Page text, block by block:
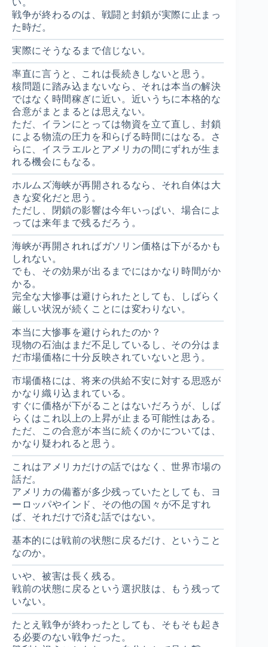
い。
戦争が終わるのは、戦闘と封鎖が実際に止まっ
た時だ。
実際にそうなるまで信じない。
率直に言うと、これは長続きしないと思う。
核問題に踏み込まないなら、それは本当の解決
ではなく時間稼ぎに近い。近いうちに本格的な
合意がまとまるとは思えない。
ただ、イランにとっては物資を立て直し、封鎖
による物流の圧力を和らげる時間にはなる。さ
らに、イスラエルとアメリカの間にずれが生ま
れる機会にもなる。
ホルムズ海峡が再開されるなら、それ自体は大
きな変化だと思う。
ただし、閉鎖の影響は今年いっぱい、場合によ
っては来年まで残るだろう。
海峡が再開されればガソリン価格は下がるかも
しれない。
でも、その効果が出るまでにはかなり時間がか
かる。
完全な大惨事は避けられたとしても、しばらく
厳しい状況が続くことには変わりない。
本当に大惨事を避けられたのか？
現物の石油はまだ不足しているし、その分はま
だ市場価格に十分反映されていないと思う。
市場価格には、将来の供給不安に対する思惑が
かなり織り込まれている。
すぐに価格が下がることはないだろうが、しば
らくはこれ以上の上昇が止まる可能性はある。
ただ、この合意が本当に続くのかについては、
かなり疑われると思う。
これはアメリカだけの話ではなく、世界市場の
話だ。
アメリカの備蓄が多少残っていたとしても、ヨ
ーロッパやインド、その他の国々が不足すれ
ば、それだけで済む話ではない。
基本的には戦前の状態に戻るだけ、ということ
なのか。
いや、被害は長く残る。
戦前の状態に戻るという選択肢は、もう残って
いない。
たとえ戦争が終わったとしても、そもそも起き
る必要のない戦争だった。